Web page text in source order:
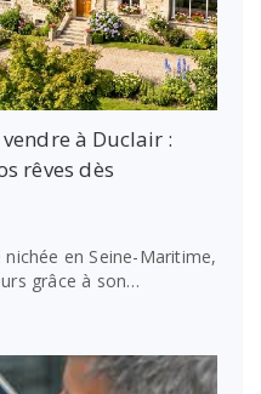
à Duclair :
rêves dès
en Seine-Maritime,
grâce à son…